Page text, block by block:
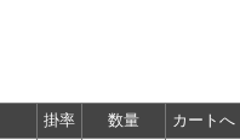
掛率 数量 カートへ